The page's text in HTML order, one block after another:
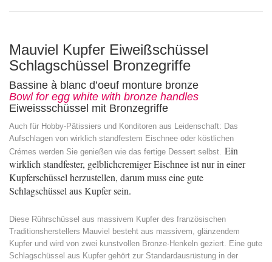
Mauviel Kupfer Eiweißschüssel
Schlagschüssel Bronzegriffe
Bassine à blanc d’oeuf monture bronze
Bowl for egg white with bronze handles
Eiweissschüssel mit Bronzegriffe
Auch für Hobby-Pâtissiers und Konditoren aus Leidenschaft: Das
Aufschlagen von wirklich standfestem Eischnee oder köstlichen
Crémes werden Sie genießen wie das fertige Dessert selbst. Ein
wirklich standfester, gelblichcremiger Eischnee ist nur in einer
Kupferschüssel herzustellen, darum muss eine gute
Schlagschüssel aus Kupfer sein.
Diese Rührschüssel aus massivem Kupfer des französischen
Traditionsherstellers Mauviel besteht aus massivem, glänzendem
Kupfer und wird von zwei kunstvollen Bronze-Henkeln geziert. Eine gute
Schlagschüssel aus Kupfer gehört zur Standardausrüstung in der